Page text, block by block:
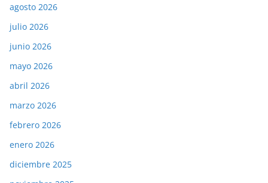
agosto 2026
julio 2026
junio 2026
mayo 2026
abril 2026
marzo 2026
febrero 2026
enero 2026
diciembre 2025